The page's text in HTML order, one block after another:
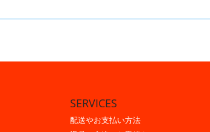
SERVICES
配送やお支払い方法